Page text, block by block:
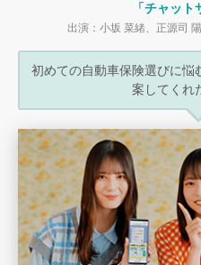
「チャッ
出演：小坂 菜緒、正源司
初めての自動車保険選びに悩
案してくれ